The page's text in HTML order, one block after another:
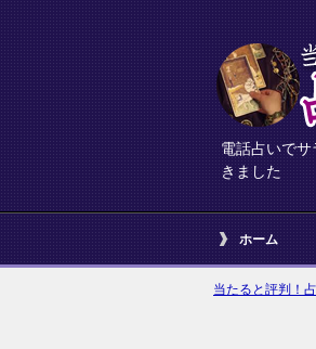
電話占いで
きました
ホーム
当たると評判！